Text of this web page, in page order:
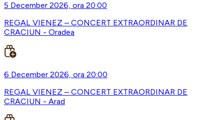
5 December 2026, ora 20:00
REGAL VIENEZ – CONCERT EXTRAORDINAR DE
CRACIUN - Oradea
6 December 2026, ora 20:00
REGAL VIENEZ – CONCERT EXTRAORDINAR DE
CRACIUN - Arad